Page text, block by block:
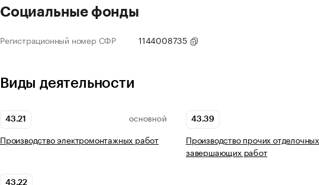
Социальные фонды
Регистрационный номер СФР 1144008735
Виды деятельности
43.21 ОСНОВНОЙ
Производство электромонтажных работ
43.39
Производство прочих
завершающих работ
43.22